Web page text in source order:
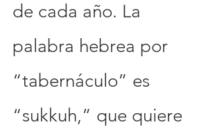
de cada año. La
palabra hebrea por
“tabernáculo” es
“sukkuh,” que quiere